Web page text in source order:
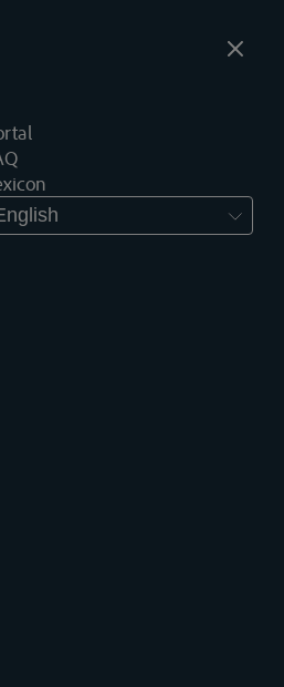
van de
de Zesde
Enige
in Recht door
en
Liber
Somers,
A. (ed.),
Maklu,